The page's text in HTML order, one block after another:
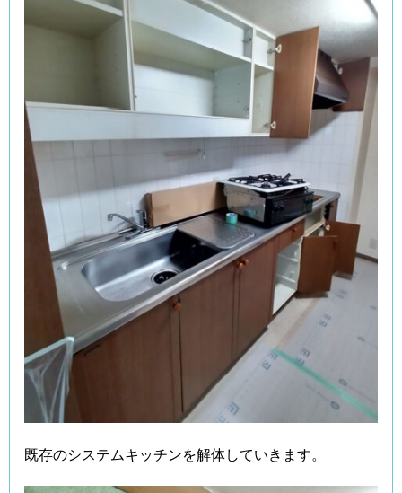
既存のシステムキッチンを解体していきます。